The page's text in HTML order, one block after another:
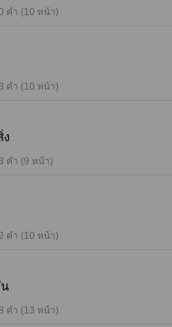
คำ (10 หน้า)
คำ (10 หน้า)
ง
คำ (9 หน้า)
คำ (10 หน้า)
น
คำ (13 หน้า)